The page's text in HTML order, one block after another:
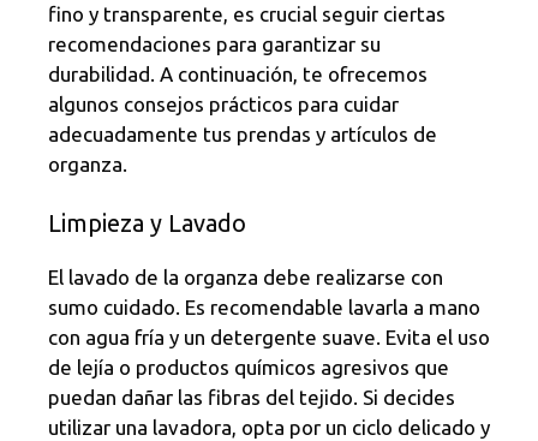
fino y transparente, es crucial seguir ciertas
recomendaciones para garantizar su
durabilidad. A continuación, te ofrecemos
algunos consejos prácticos para cuidar
adecuadamente tus prendas y artículos de
organza.
Limpieza y Lavado
El lavado de la organza debe realizarse con
sumo cuidado. Es recomendable lavarla a mano
con agua fría y un detergente suave. Evita el uso
de lejía o productos químicos agresivos que
puedan dañar las fibras del tejido. Si decides
utilizar una lavadora, opta por un ciclo delicado y